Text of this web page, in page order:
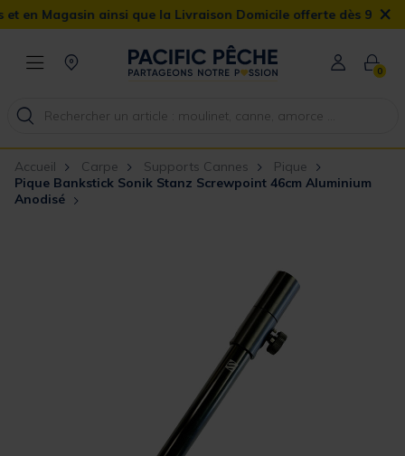
ainsi que la Livraison Domicile offerte dès 90€ ×
0
Accueil Carpe Supports Cannes
Pique
Pique Bankstick Sonik Stanz Screwpoint 46cm Aluminium
Anodisé